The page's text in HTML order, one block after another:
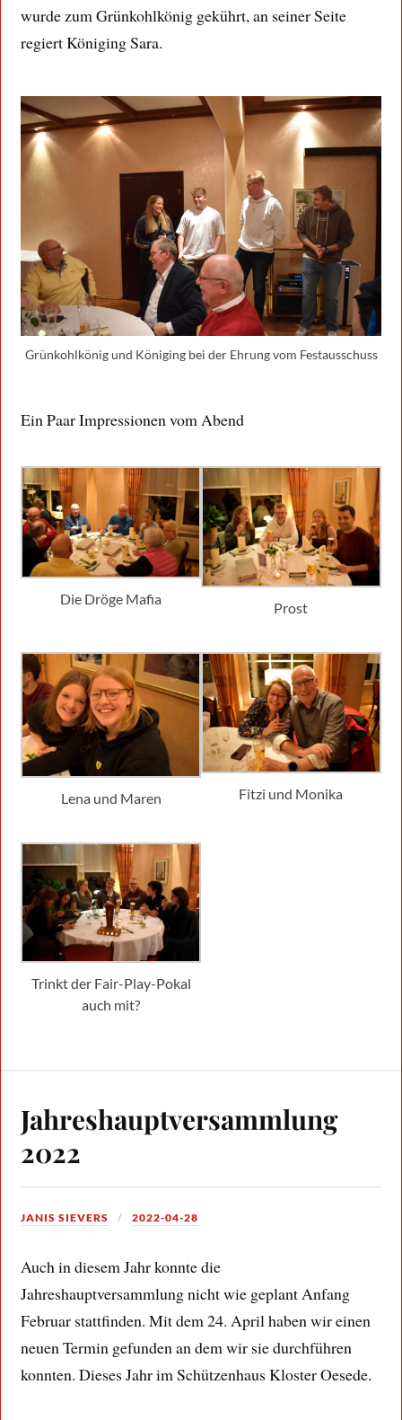
wurde zum Grünkohlkönig gekührt, an seiner Seite
regiert Königing Sara.
Grünkohlkönig und Königing bei der Ehrung vom Festausschuss
Ein Paar Impressionen vom Abend
Die Dröge Mafia
Prost
Lena und Maren Fitzi und Monika
Trinkt der Fair-Play-Pokal
auch mit?
Jahreshauptversammlung
2022
JANIS SIEVERS 2022-04-28
Auch in diesem Jahr konnte die
Jahreshauptversammlung nicht wie geplant Anfang
Februar stattfinden. Mit dem 24. April haben wir einen
neuen Termin gefunden an dem wir sie durchführen
konnten. Dieses Jahr im Schützenhaus Kloster Oesede.